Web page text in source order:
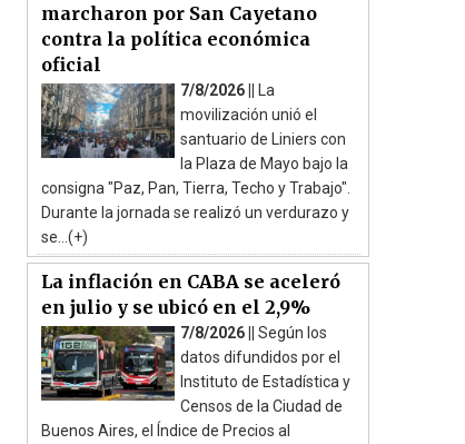
marcharon por San Cayetano
contra la política económica
oficial
7/8/2026 ||
La
movilización unió el
santuario de Liniers con
la Plaza de Mayo bajo la
consigna "Paz, Pan, Tierra, Techo y Trabajo".
Durante la jornada se realizó un verdurazo y
se...(+)
La inflación en CABA se aceleró
en julio y se ubicó en el 2,9%
7/8/2026 || Según los
datos difundidos por el
Instituto de Estadística y
Censos de la Ciudad de
Buenos Aires, el Índice de Precios al